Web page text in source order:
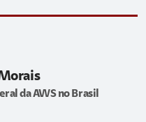
da AWS no Brasil